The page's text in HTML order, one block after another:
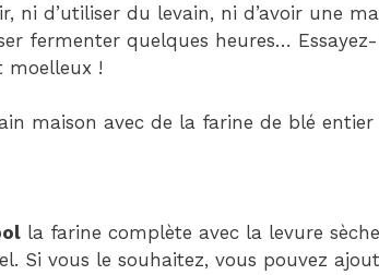
ni d’utiliser du levain, ni d’avoir une
fermenter quelques heures…
moelleux !
maison avec de la farine de blé entier
la farine complète avec la levure
Si vous le souhaitez, vous pouvez